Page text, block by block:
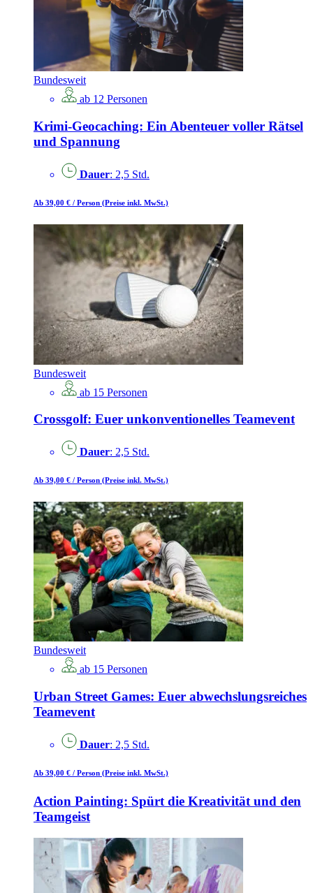
Bundesweit
ab 12 Personen
Krimi-Geocaching: Ein Abenteuer voller Rätsel
und Spannung
Dauer: 2,5 Std.
Ab 39,00 € / Person (Preise inkl. MwSt.)
Bundesweit
ab 15 Personen
Crossgolf: Euer unkonventionelles Teamevent
Dauer: 2,5 Std.
Ab 39,00 € / Person (Preise inkl. MwSt.)
Bundesweit
ab 15 Personen
Urban Street Games: Euer abwechslungsreiches
Teamevent
Dauer: 2,5 Std.
Ab 39,00 € / Person (Preise inkl. MwSt.)
Action Painting: Spürt die Kreativität und den
Teamgeist